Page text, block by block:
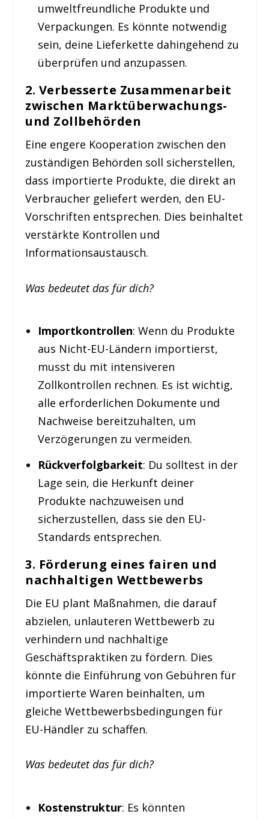
umweltfreundliche Produkte und
Verpackungen. Es könnte notwendig
sein, deine Lieferkette dahingehend zu
überprüfen und anzupassen.
2. Verbesserte Zusammenarbeit
zwischen Marktüberwachungs-
und Zollbehörden
Eine engere Kooperation zwischen den
zuständigen Behörden soll sicherstellen,
dass importierte Produkte, die direkt an
Verbraucher geliefert werden, den EU-
Vorschriften entsprechen. Dies beinhaltet
verstärkte Kontrollen und
Informationsaustausch.
Was bedeutet das für dich?
Importkontrollen: Wenn du Produkte
aus Nicht-EU-Ländern importierst,
musst du mit intensiveren
Zollkontrollen rechnen. Es ist wichtig,
alle erforderlichen Dokumente und
Nachweise bereitzuhalten, um
Verzögerungen zu vermeiden.
Rückverfolgbarkeit: Du solltest in der
Lage sein, die Herkunft deiner
Produkte nachzuweisen und
sicherzustellen, dass sie den EU-
Standards entsprechen.
3. Förderung eines fairen und
nachhaltigen Wettbewerbs
Die EU plant Maßnahmen, die darauf
abzielen, unlauteren Wettbewerb zu
verhindern und nachhaltige
Geschäftspraktiken zu fördern. Dies
könnte die Einführung von Gebühren für
importierte Waren beinhalten, um
gleiche Wettbewerbsbedingungen für
EU-Händler zu schaffen.
Was bedeutet das für dich?
Kostenstruktur: Es könnten